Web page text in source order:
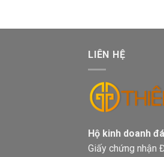
LIÊN HỆ
Hộ kinh
Giấy chứng nhận